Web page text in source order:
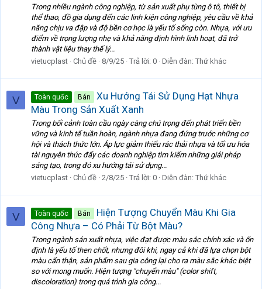
Trong nhiều ngành công nghiệp, từ sản xuất phụ tùng ô tô, thiết bị
thể thao, đồ gia dụng đến các linh kiện công nghiệp, yêu cầu về khả
năng chịu va đập và độ bền cơ học là yếu tố sống còn. Nhựa, với ưu
điểm về trọng lượng nhẹ và khả năng định hình linh hoạt, đã trở
thành vật liệu thay thế lý...
vietucplast Chủ đề 8/9/25 Trả lời: 0 Diễn đàn: Thứ khác
V Toàn quốc Bán
Xu Hướng Tái Sử Dụng Hạt Nhựa
Màu Trong Sản Xuất Xanh
Trong bối cảnh toàn cầu ngày càng chú trọng đến phát triển bền
vững và kinh tế tuần hoàn, ngành nhựa đang đứng trước những cơ
hội và thách thức lớn. Áp lực giảm thiểu rác thải nhựa và tối ưu hóa
tài nguyên thúc đẩy các doanh nghiệp tìm kiếm những giải pháp
sáng tạo, trong đó xu hướng tái sử dụng...
vietucplast Chủ đề 2/8/25 Trả lời: 0 Diễn đàn: Thứ khác
V Toàn quốc Bán
Hiện Tượng Chuyển Màu Khi Gia
Công Nhựa – Có Phải Từ Bột Màu?
Trong ngành sản xuất nhựa, việc đạt được màu sắc chính xác và ổn
định là yếu tố then chốt, nhưng đôi khi, ngay cả khi đã lựa chọn bột
màu cẩn thận, sản phẩm sau gia công lại cho ra màu sắc khác biệt
so với mong muốn. Hiện tượng "chuyển màu" (color shift,
discoloration) trong quá trình gia công...